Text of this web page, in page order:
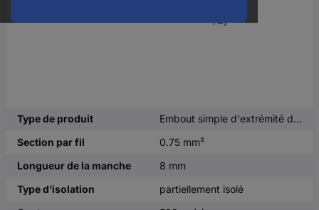
Type de produit
Embout simple d'extrémité de câble
Section par fil
0.75 mm²
Longueur de la manche
8 mm
Type d’isolation
partiellement isolé